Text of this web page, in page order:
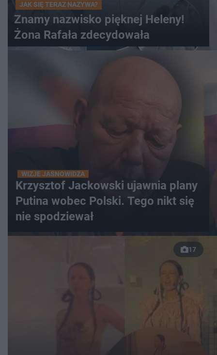
JAK SIĘ TERAZ NAZYWA?
Znamy nazwisko pięknej Heleny!
Żona Rafała zdecydowała
WIZJE JASNOWIDZA
Krzysztof Jackowski ujawnia plany
Putina wobec Polski. Tego nikt się
nie spodziewał
17